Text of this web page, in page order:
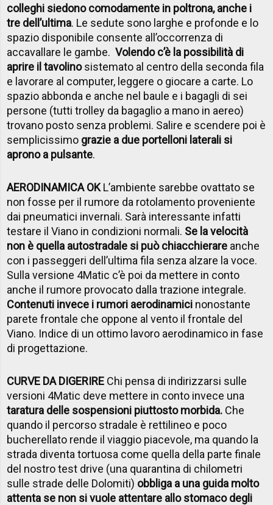
colleghi siedono comodamente in poltrona, anche i
tre dell’ultima. Le sedute sono larghe e profonde e lo
spazio disponibile consente all’occorrenza di
accavallare le gambe.Volendo c’è la possibilità di
aprire il tavolinosistemato al centro della seconda fila
e lavorare al computer, leggere o giocare a carte. Lo
spazio abbonda e anche nel baule e i bagagli di sei
persone (tutti trolley da bagaglio a mano in aereo)
trovano posto senza problemi. Salire e scendere poi è
semplicissimo grazie a due portelloni laterali si
aprono a pulsante.
AERODINAMICA OKL’ambiente sarebbe ovattato se
non fosse per il rumore da rotolamento proveniente
dai pneumatici invernali. Sarà interessante infatti
testare il Viano in condizioni normali. Se la velocità
non è quella autostradale si può chiacchierare anche
con i passeggeri dell’ultima fila senza alzare la voce.
Sulla versione 4Matic c’è poi da mettere in conto
anche il rumore provocato dalla trazione integrale.
Contenuti invece i rumori aerodinamici nonostante
parete frontale che oppone al vento il frontale del
Viano. Indice di un ottimo lavoro aerodinamico in fase
di progettazione.
CURVE DA DIGERIRE Chi pensa di indirizzarsi sulle
versioni 4Matic deve mettere in conto invece una
taratura delle sospensioni piuttosto morbida. Che
quando il percorso stradale è rettilineo e poco
bucherellato rende il viaggio piacevole, ma quando la
strada diventa tortuosa come quella della parte finale
del nostro test drive (una quarantina di chilometri
sulle strade delle Dolomiti) obbliga a una guida molto
attenta se non si vuole attentare allo stomaco degli